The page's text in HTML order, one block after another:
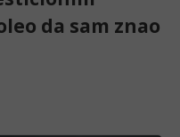
da sam znao